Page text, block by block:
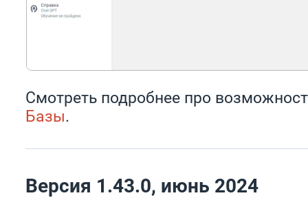
Смотреть подробнее про
Базы.
Версия 1.43.0, июнь 2024